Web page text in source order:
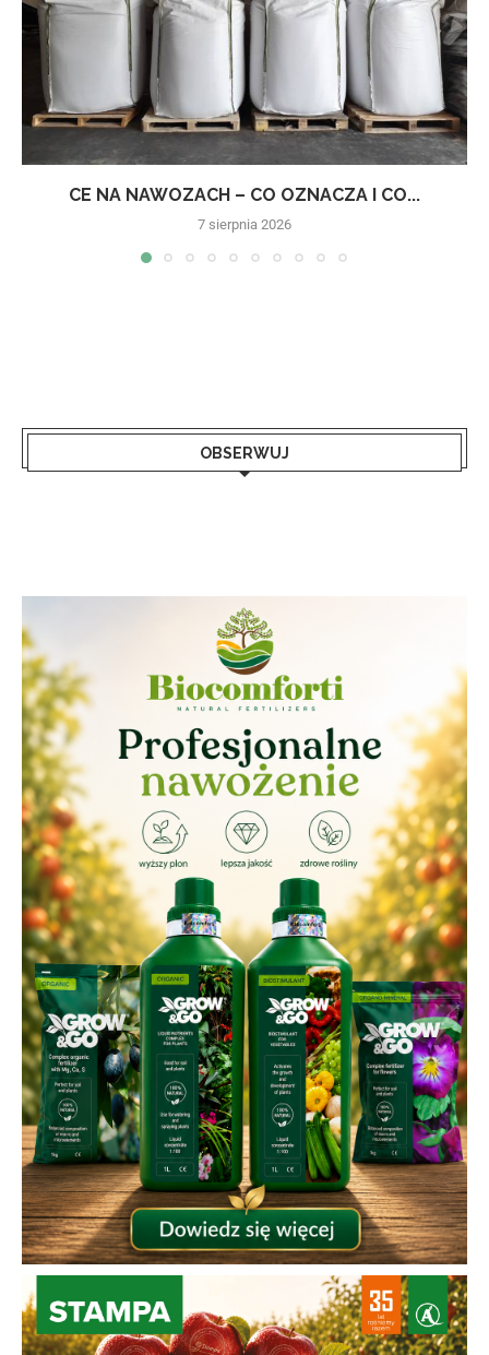
CE NA NAWOZACH – CO OZNACZA I CO...
7 sierpnia 2026
OBSERWUJ